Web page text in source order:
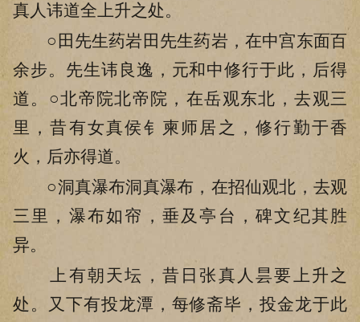
真人讳道全上升之处。
○田先生药岩田先生药岩，在中宫东面百
余步。先生讳良逸，元和中修行于此，后得
道。○北帝院北帝院，在岳观东北，去观三
里，昔有女真侯钅柬师居之，修行勤于香
火，后亦得道。
○洞真瀑布洞真瀑布，在招仙观北，去观
三里，瀑布如帘，垂及亭台，碑文纪其胜
异。
上有朝天坛，昔日张真人昙要上升之
处。又下有投龙潭，每修斋毕，投金龙于此